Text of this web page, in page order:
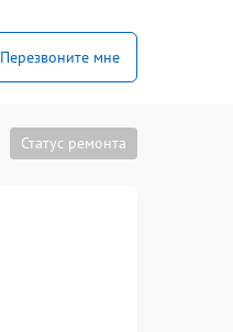
Перезвоните мне
Статус ремонта